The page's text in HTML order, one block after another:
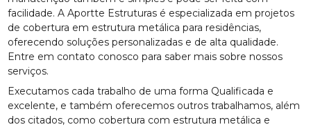
facilidade. A Aportte Estruturas é especializada em projetos
de cobertura em estrutura metálica para residências,
oferecendo soluções personalizadas e de alta qualidade.
Entre em contato conosco para saber mais sobre nossos
serviços.
Executamos cada trabalho de uma forma Qualificada e
excelente, e também oferecemos outros trabalhamos, além
dos citados, como cobertura com estrutura metálica e